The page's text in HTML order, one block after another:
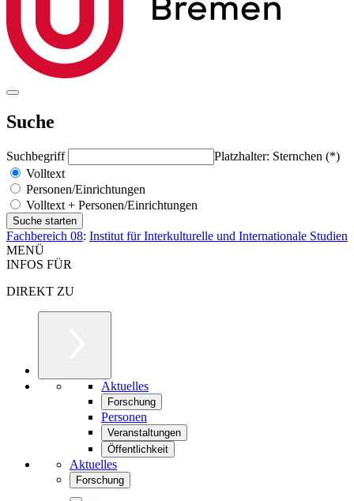
Suche
Suchbegriff
Platzhalter: Sternchen (*)
Volltext
Personen/Einrichtungen
Volltext + Personen/Einrichtungen
Fachbereich 08: Institut für Interkulturelle und Internationale Studien
MENÜ
INFOS FÜR
DIREKT ZU
Aktuelles
Forschung
Personen
Veranstaltungen
Öffentlichkeit
Aktuelles
Forschung